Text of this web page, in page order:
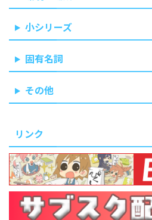
小シリーズ
固有名詞
その他
リンク